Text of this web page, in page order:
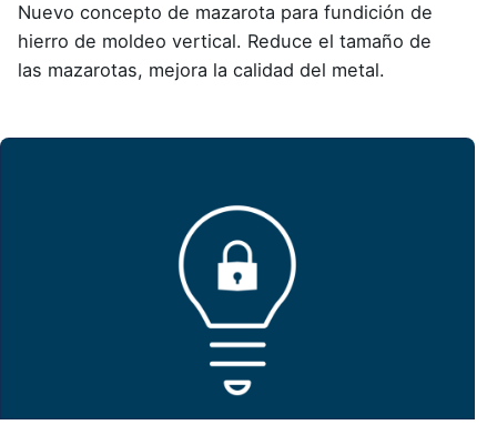
Nuevo concepto de mazarota para fundición de
hierro de moldeo vertical. Reduce el tamaño de
las mazarotas, mejora la calidad del metal.